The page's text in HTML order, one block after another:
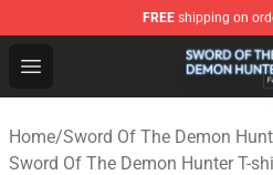
FREE shipping on
Open menu
Sword Of The Demon
Home/Sword Of The Demon
Sword Of The Demon Hunter T-